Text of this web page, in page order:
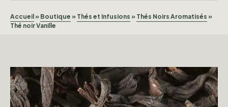
Accueil » Boutique » Thés et Infusions » Thés Noirs Aromatisés »
Thé noir Vanille